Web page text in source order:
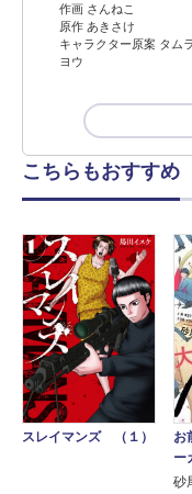
作画 さんねこ
原作 あきさけ
キャラクター原案 タム
ヨウ
こちらもおすすめ
スレイマンズ （１）
お
ー
砂